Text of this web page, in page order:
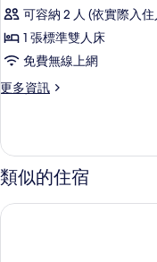
可容納 2 人 (依實際入
1 張標準雙人床
免費無線上網
更多資訊
更
雙
人
房
人
類似的住宿
Selegend 飯店